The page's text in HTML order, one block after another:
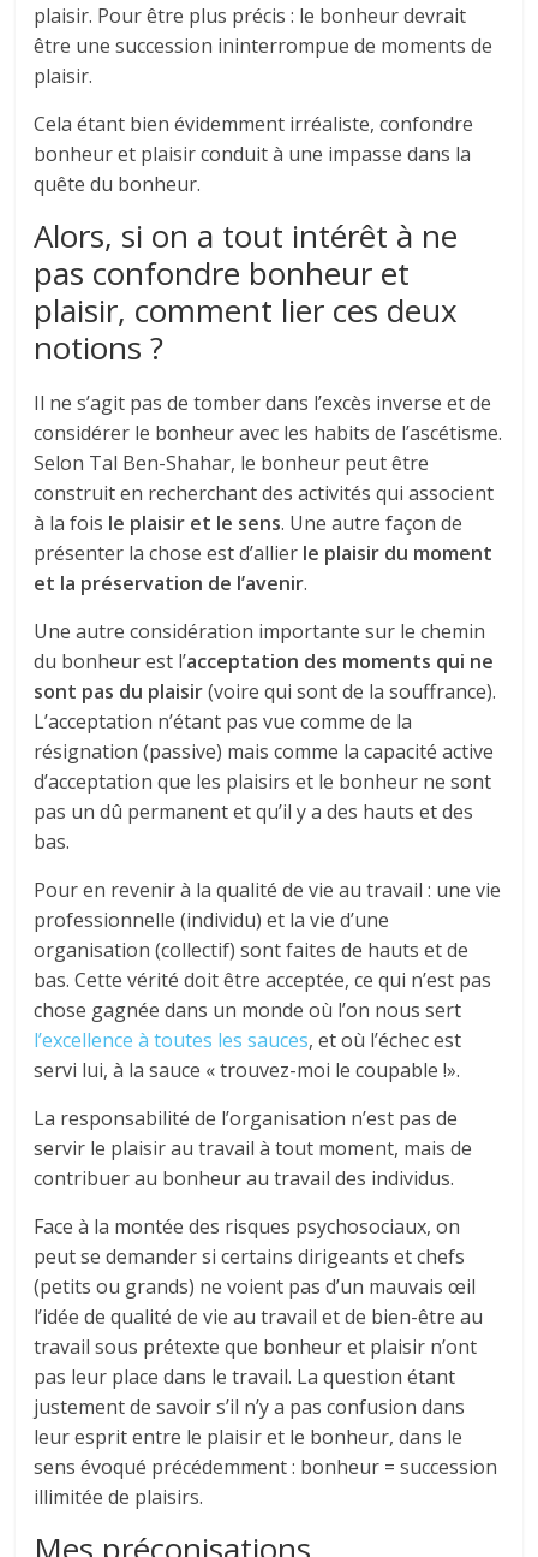
plaisir. Pour être plus précis : le bonheur devrait
être une succession ininterrompue de moments de
plaisir.
Cela étant bien évidemment irréaliste, confondre
bonheur et plaisir conduit à une impasse dans la
quête du bonheur.
Alors, si on a tout intérêt à ne
pas confondre bonheur et
plaisir, comment lier ces deux
notions ?
Il ne s’agit pas de tomber dans l’excès inverse et de
considérer le bonheur avec les habits de l’ascétisme.
Selon Tal Ben-Shahar, le bonheur peut être
construit en recherchant des activités qui associent
à la fois le plaisir et le sens. Une autre façon de
présenter la chose est d’allier le plaisir du moment
et la préservation de l’avenir.
Une autre considération importante sur le chemin
du bonheur est l’acceptation des moments qui ne
sont pas du plaisir(voire qui sont de la souffrance).
L’acceptation n’étant pas vue comme de la
résignation (passive) mais comme la capacité active
d’acceptation que les plaisirs et le bonheur ne sont
pas un dû permanent et qu’il y a des hauts et des
bas.
Pour en revenir à la qualité de vie au travail : une vie
professionnelle (individu) et la vie d’une
organisation (collectif) sont faites de hauts et de
bas. Cette vérité doit être acceptée, ce qui n’est pas
chose gagnée dans un monde où l’on nous sert
l’excellence à toutes les sauces, et où l’échec est
servi lui, à la sauce « trouvez-moi le coupable !».
La responsabilité de l’organisation n’est pas de
servir le plaisir au travail à tout moment, mais de
contribuer au bonheur au travail des individus.
Face à la montée des risques psychosociaux, on
peut se demander si certains dirigeants et chefs
(petits ou grands) ne voient pas d’un mauvais œil
l’idée de qualité de vie au travail et de bien-être au
travail sous prétexte que bonheur et plaisir n’ont
pas leur place dans le travail. La question étant
justement de savoir s’il n’y a pas confusion dans
leur esprit entre le plaisir et le bonheur, dans le
sens évoqué précédemment : bonheur = succession
illimitée de plaisirs.